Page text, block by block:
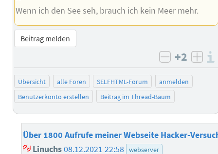
Wenn ich den See seh, brauch ich kein Meer mehr.
Beitrag melden
negativ
+2
Übersicht alle Foren SELFHTML-Forum
anmelden
Benutzerkonto erstellen
Beitrag im Thread-Baum
Über 1800 Aufrufe meiner Webseite Hacker-
Linuchs08.12.2021 22:58 webserver